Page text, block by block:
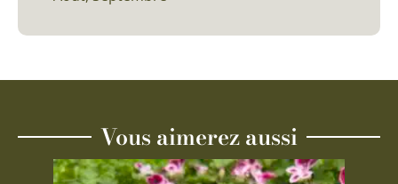
Vous aimerez aussi